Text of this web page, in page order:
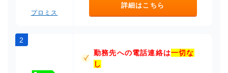
プロミス
詳細はこちら
2
勤務先への電話連絡は一切な
し